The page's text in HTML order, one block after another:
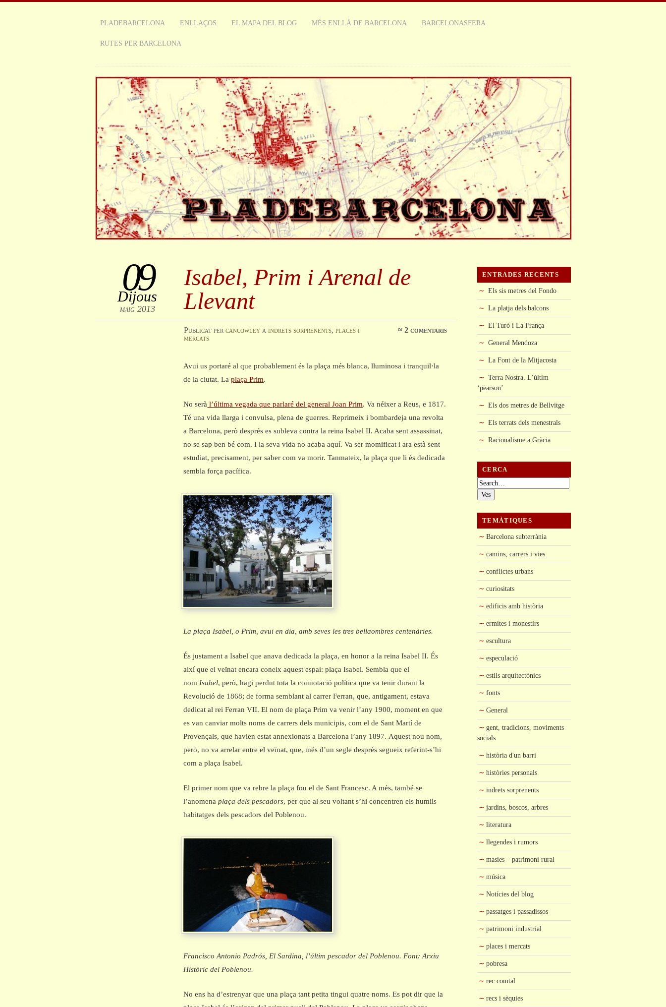
PLADEBARCELONA ENLLAÇOS EL MAPA DEL BLOG MÉS ENLLÀ DE BARCELONA BARCELONASFERA
RUTES PER BARCELONA
Isabel, Prim i Arenal de
Llevant
09
Dijous
maig 2013
Publicat per cancowleya indrets sorprenents, places i
mercats
≈2 comentaris
Avui us portaré al que probablement és la plaça més blanca, lluminosa i tranquil·la
de la ciutat. Laplaça Prim.
No serà l’última vegada que parlaré del general Joan Prim. Va néixer a Reus, e 1817.
Té una vida llarga i convulsa, plena de guerres. Reprimeix i bombardeja una revolta
a Barcelona, però després es subleva contra la reina Isabel II. Acaba sent assassinat,
no se sap ben bé com. I la seva vida no acaba aquí. Va ser momificat i ara està sent
estudiat, precisament, per saber com va morir. Tanmateix, la plaça que li és dedicada
sembla força pacífica.
La plaça Isabel, o Prim, avui en dia, amb seves les tres bellaombres centenàries.
És justament a Isabel que anava dedicada la plaça, en honor a la reina Isabel II. És
així que el veïnat encara coneix aquest espai: plaça Isabel. Sembla que el
nom Isabel, però, hagi perdut tota la connotació política que va tenir durant la
Revolució de 1868; de forma semblant al carrer Ferran, que, antigament, estava
dedicat al rei Ferran VII. El nom de plaça Prim va venir l’any 1900, moment en que
es van canviar molts noms de carrers dels municipis, com el de Sant Martí de
Provençals, que havien estat annexionats a Barcelona l’any 1897. Aquest nou nom,
però, no va arrelar entre el veïnat, que, més d’un segle després segueix referint-s’hi
com a plaça Isabel.
El primer nom que va rebre la plaça fou el de Sant Francesc. A més, també se
l’anomenaplaça dels pescadors, per que al seu voltant s’hi concentren els humils
habitatges dels pescadors del Poblenou.
Francisco Antonio Padrós, El Sardina, l’últim pescador del Poblenou. Font: Arxiu
Històric del Poblenou.
No ens ha d’estrenyar que una plaça tant petita tingui quatre noms. Es pot dir que la
ENTRADES RECENTS
Els sis metres del Fondo
La platja dels balcons
El Turó i La França
General Mendoza
La Font de la Mitjacosta
Terra Nostra. L’últim
‘pearson’
Els dos metres de Bellvitge
Els terrats dels menestrals
Racionalisme a Gràcia
CERCA
Cerca:
TEMÀTIQUES
Barcelona subterrània
camins, carrers i vies
conflictes urbans
curiositats
edificis amb història
ermites i monestirs
escultura
especulació
estils arquitectònics
fonts
General
gent, tradicions, moviments
socials
història d'un barri
històries personals
indrets sorprenents
jardins, boscos, arbres
literatura
llegendes i rumors
masies – patrimoni rural
música
Notícies del blog
passatges i passadissos
patrimoni industrial
places i mercats
pobresa
rec comtal
recs i sèquies